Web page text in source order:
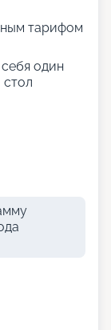
тарифом
один